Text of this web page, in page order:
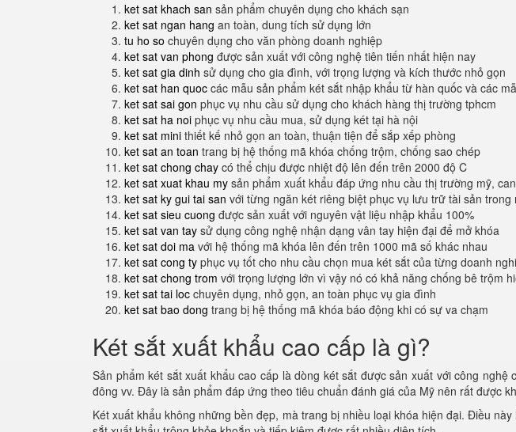
ket sat khach san sản phẩm chuyên dụng cho khách sạn
ket sat ngan hang an toàn, dung tích sử dụng lớn
tu ho so chuyên dụng cho văn phòng doanh nghiệp
ket sat van phong được sản xuất với công nghệ tiên tiến nhất hiện nay
ket sat gia dinh sử dụng cho gia đình, với trọng lượng và kích thước nhỏ gọn
ket sat han quoc các mẫu sản phẩm két sắt nhập khẩu từ hàn quốc và các
ket sat sai gon phục vụ nhu cầu sử dụng cho khách hàng thị trường tphcm
ket sat ha noi phục vụ nhu cầu mua, sử dụng két tại hà nội
ket sat mini thiết kế nhỏ gọn an toàn, thuận tiện để sắp xếp phòng
ket sat an toan trang bị hệ thống mã khóa chống trộm, chống sao chép
ket sat chong chay có thể chịu được nhiệt độ lên đến trên 2000 độ C
ket sat xuat khau my sản phẩm xuất khẩu đáp ứng nhu cầu thị trường mỹ,
ket sat ky gui tai san với từng ngăn két riêng biệt phục vụ lưu trữ tài sản trong
ket sat sieu cuong được sản xuất với nguyên vật liệu nhập khẩu 100%
ket sat van tay sử dụng công nghệ nhận dạng vân tay hiện đại để mở khóa
ket sat doi ma với hệ thống mã khóa lên đến trên 1000 mã số khác nhau
ket sat cong ty phục vụ tốt cho nhu cầu chọn mua két sắt của từng doanh
ket sat chong trom với trọng lượng lớn vì vậy nó có khả năng chống bê trộm
ket sat tai loc chuyên dụng, nhỏ gọn, an toàn phục vụ gia đình
ket sat bao dong trang bị hệ thống mã khóa báo động khi có sự va chạm
Két sắt xuất khẩu cao cấp là gì?
Sản phẩm két sắt xuất khẩu cao cấp là dòng két sắt được sản xuất với công
đông vv. Đây là sản phẩm đáp ứng theo tiêu chuẩn đánh giá của Mỹ nên rất được
Két xuất khẩu không những bền đẹp, mà trang bị nhiều loại khóa hiện đại. Điều